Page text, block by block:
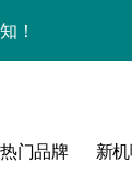
！
喜
热门品牌 新